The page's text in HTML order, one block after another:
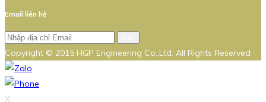
Email liên hệ
Copyright © 2015 HGP Engineering Co.,Ltd. All Rights Reserved
X